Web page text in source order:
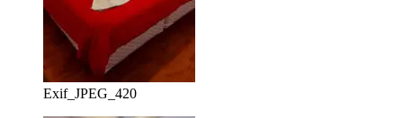
Exif_JPEG_420